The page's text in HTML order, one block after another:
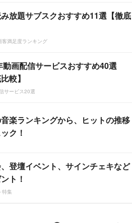
放題サブスクおすすめ11選【徹底
客満足度ランキング
動画配信サービスおすすめ40選
較】
サービス20選
楽ランキングから、ヒットの推移
ク！
登壇イベント、サインチェキなど
ト！
特集